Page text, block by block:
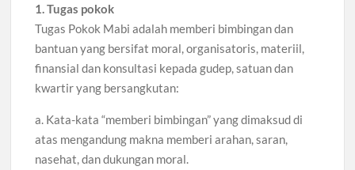
1. Tugas pokok
Tugas Pokok Mabi adalah memberi bimbingan dan
bantuan yang bersifat moral, organisatoris, materiil,
finansial dan konsultasi kepada gudep, satuan dan
kwartir yang bersangkutan:
a. Kata-kata “memberi bimbingan” yang dimaksud di
atas mengandung makna memberi arahan, saran,
nasehat, dan dukungan moral.